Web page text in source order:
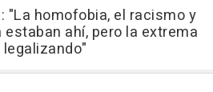
"La homofobia, el racismo y
ahí, pero la extrema